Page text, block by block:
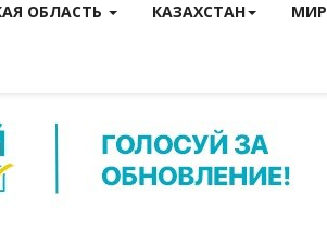
ОБЛАСТЬ КАЗАХСТАН МИР